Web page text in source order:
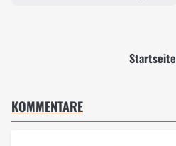
Startseite
KOMMENTARE